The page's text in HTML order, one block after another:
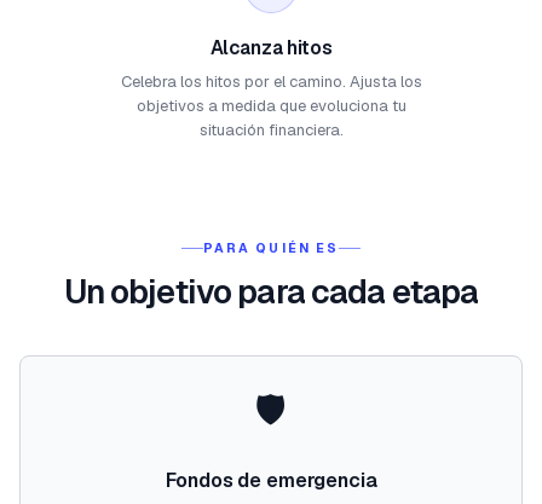
Alcanza hitos
Celebra los hitos por el camino. Ajusta los
objetivos a medida que evoluciona tu
situación financiera.
PARA QUIÉN ES
Un objetivo para cada etapa
🛡️
Fondos de emergencia